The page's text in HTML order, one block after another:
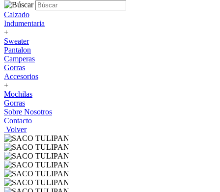
Calzado
Indumentaria
+
Sweater
Pantalon
Camperas
Gorras
Accesorios
+
Mochilas
Gorras
Sobre Nosotros
Contacto
Volver